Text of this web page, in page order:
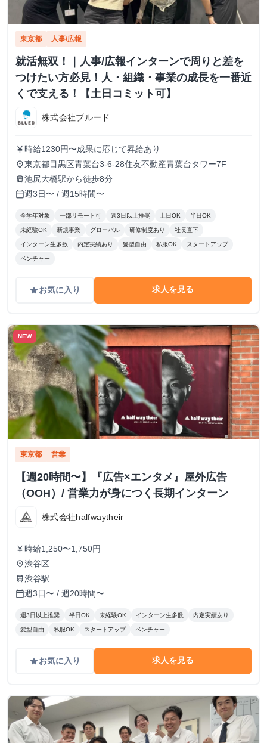
東京都 人事/広報
就活無双！｜人事/広報インターンで周りと差を
つけたい方必見！人・組織・事業の成長を一番近
くで支える！【土日コミット可】
株式会社ブルード
currency_yen 時給1230円〜成果に応じて昇給あり
place東京都目黒区青葉台3-6-28住友不動産青葉台タワー7F
train池尻大橋駅から徒歩8分
calendar_today週3日〜 / 週15時間〜
全学年対象 一部リモート可 週3日以上推奨 土日OK 半日OK
未経験OK 新規事業 グローバル 研修制度あり 社長直下
インターン生多数 内定実績あり 髪型自由 私服OK スタートアップ
ベンチャー
gradeお気に入り 求人を見る
NEW
東京都 営業
【週20時間〜】『広告×エンタメ』屋外広告
（OOH）/ 営業力が身につく長期インターン
株式会社halfwaytheir
currency_yen 時給1,250〜1,750円
place渋谷区
train渋谷駅
calendar_today週3日〜 / 週20時間〜
週3日以上推奨 半日OK 未経験OK インターン生多数 内定実績あり
髪型自由 私服OK スタートアップ ベンチャー
gradeお気に入り 求人を見る